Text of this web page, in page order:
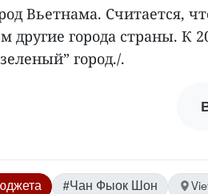
Вьетнама. Считается,
города страны. К
город./.
#Чан Фыок Шон